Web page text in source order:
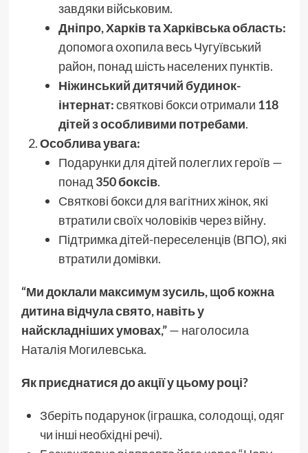
завдяки військовим.
Дніпро, Харків та Харківська область:
допомога охопила весь Чугуївський
район, понад шість населених пунктів.
Ніжинський дитячий будинок-
інтернат:святкові бокси отримали 118
дітей з особливими потребами.
Особлива увага:
Подарунки для дітей полеглих героїв —
понад 350 боксів.
Святкові бокси для вагітних жінок, які
втратили своїх чоловіків через війну.
Підтримка дітей-переселенців (ВПО), які
втратили домівки.
“Ми доклали максимум зусиль, щоб кожна
дитина відчула свято, навіть у
найскладніших умовах,”— наголосила
Наталія Могилевська.
Як приєднатися до акції у цьому році?
Зберіть подарунок (іграшка, солодощі, одяг
чи інші необхідні речі).